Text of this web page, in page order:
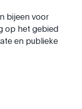
bijeen voor
op het gebied
en publieke